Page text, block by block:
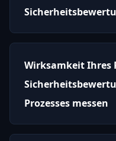
Wirksamkeit Ihres
Prozesses messen